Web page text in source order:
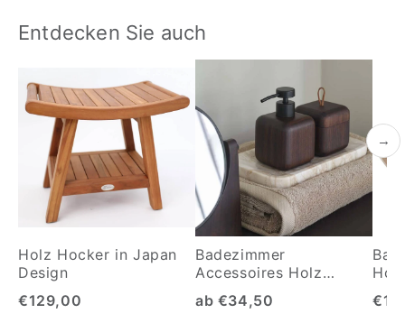
Entdecken Sie auch
Holz Hocker in Japan
Design
€129,00
Badezimmer
Accessoires Holz
Ebony
ab €34,50
→